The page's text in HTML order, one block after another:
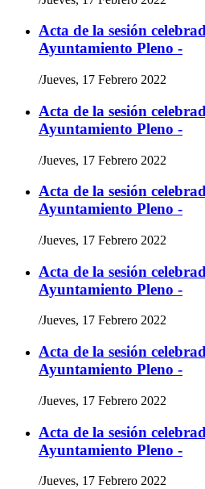
Acta de la sesión
Ayuntamiento Pleno -
/Jueves, 17 Febrero 2022
Acta de la sesión
Ayuntamiento Pleno -
/Jueves, 17 Febrero 2022
Acta de la sesión
Ayuntamiento Pleno -
/Jueves, 17 Febrero 2022
Acta de la sesión
Ayuntamiento Pleno -
/Jueves, 17 Febrero 2022
Acta de la sesión
Ayuntamiento Pleno -
/Jueves, 17 Febrero 2022
Acta de la sesión
Ayuntamiento Pleno -
/Jueves, 17 Febrero 2022